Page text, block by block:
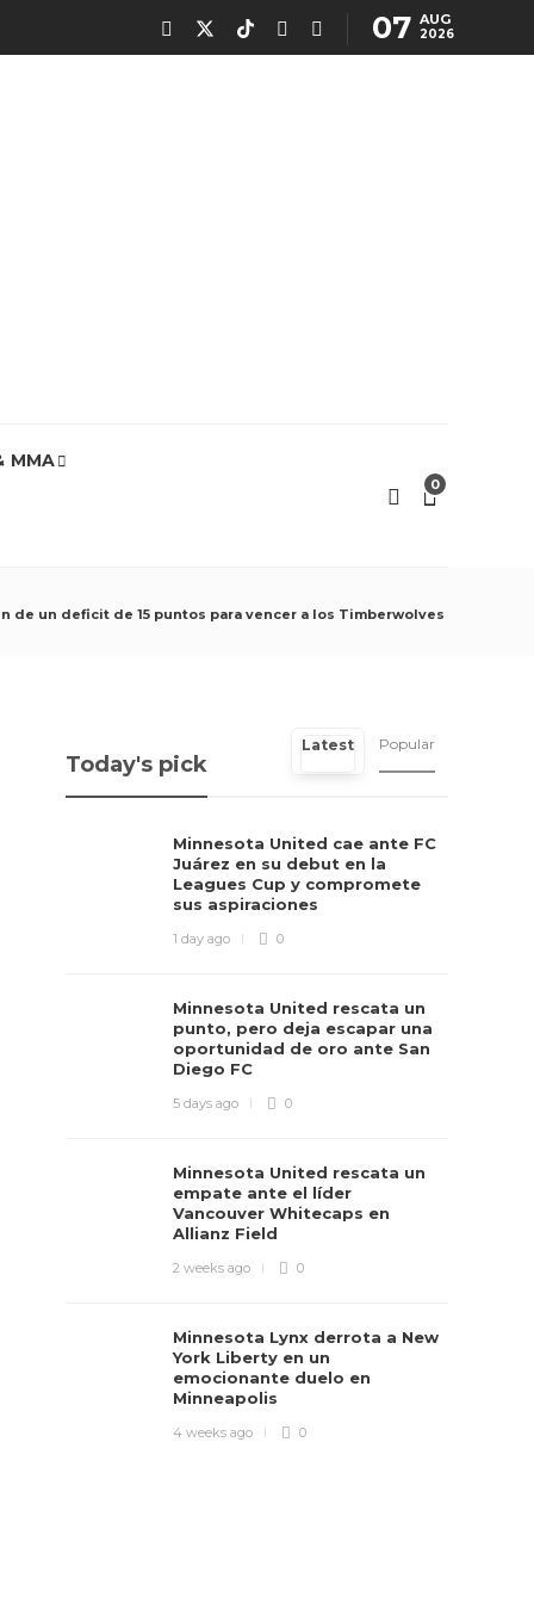
07 AUG
2026
MMA
0
de un deficit de 15 puntos para vencer a los Timberwolves
Today's pick
Latest Popular
Minnesota United cae ante FC
Juárez en su debut en la
Leagues Cup y compromete
sus aspiraciones
1 day ago 0
Minnesota United rescata un
punto, pero deja escapar una
oportunidad de oro ante San
Diego FC
5 days ago 0
Minnesota United rescata un
empate ante el líder
Vancouver Whitecaps en
Allianz Field
2 weeks ago 0
Minnesota Lynx derrota a New
York Liberty en un
emocionante duelo en
Minneapolis
4 weeks ago 0